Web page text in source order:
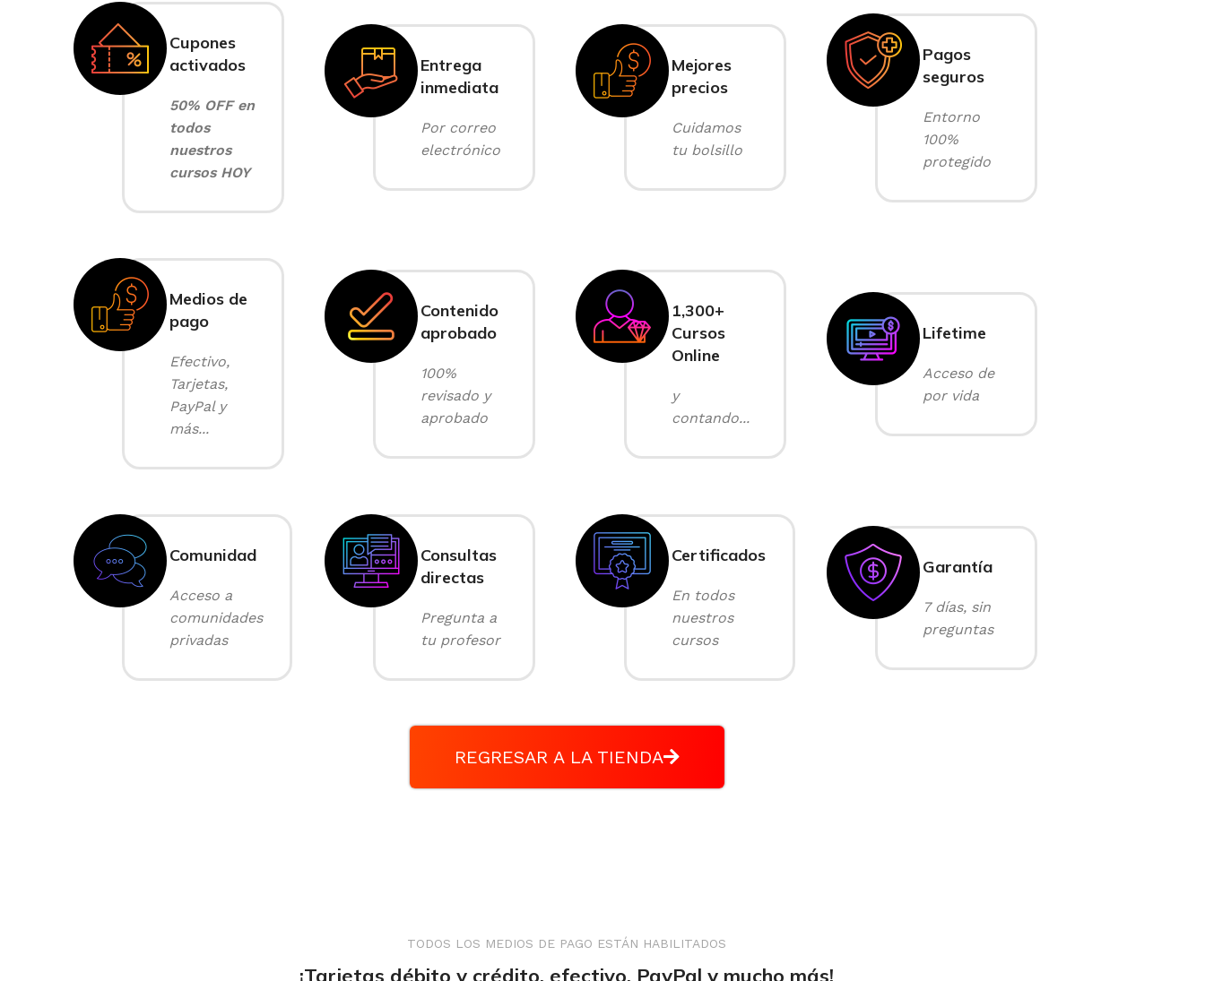
Cupones
activados
50% OFF en
todos
nuestros
cursos HOY
Entrega
inmediata
Por correo
electrónico
Mejores
precios
Cuidamos
tu bolsillo
Pagos
seguros
Entorno
100%
protegido
Medios de
pago
Efectivo,
Tarjetas,
PayPal y
más...
Contenido
aprobado
100%
revisado y
aprobado
1,300+
Cursos
Online
y
contando...
Lifetime
Acceso de
por vida
Comunidad
Acceso a
comunidades
privadas
Consultas
directas
Pregunta a
tu profesor
Certificados
En todos
nuestros
cursos
Garantía
7 días, sin
preguntas
REGRESAR A LA TIENDA
TODOS LOS MEDIOS DE PAGO ESTÁN HABILITADOS
¡Tarjetas débito y crédito, efectivo, PayPal y mucho más!